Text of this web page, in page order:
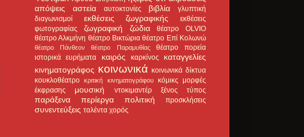
απόψεις
αστεία αυτοκτονίες βιβλία
γλυπτική
διαγωνισμοί
εκθέσεις ζωγραφικής
εκθέσεις
φωτογραφίας
ζωγραφική ζώδια
θέατρο OLVIO
θέατρο Αλκμήνη θέατρο Βικτώρια θέατρο Επί Κολωνώ
θέατρο Πάνθεον θέατρο Παραμυθίας
θέατρο πορεία
ιστορικά ευρήματα
καιρός καρκίνος
καταγγελίες
κινηματογράφος κοινωνικά κοινωνικά δίκτυα
κουκλοθέατρο
κριτική κινηματογράφου κόμικς μορφές
έκφρασης
μουσική ντοκιμαντέρ ξένος τύπος
παράξενα περίεργα πολιτική προσκλήσεις
συνεντεύξεις ταλέντα χορός